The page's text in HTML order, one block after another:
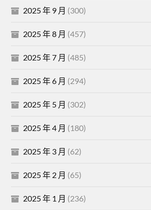
2025 年 9 月 (300)
2025 年 8 月 (457)
2025 年 7 月 (485)
2025 年 6 月 (294)
2025 年 5 月 (302)
2025 年 4 月 (180)
2025 年 3 月 (62)
2025 年 2 月 (65)
2025 年 1 月 (236)